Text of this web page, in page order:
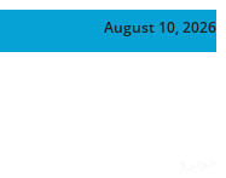
August 10, 2026